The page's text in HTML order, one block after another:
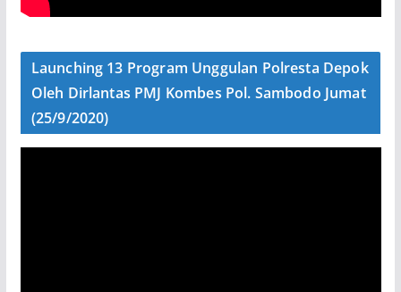
Launching 13 Program Unggulan Polresta Depok
Oleh Dirlantas PMJ Kombes Pol. Sambodo Jumat
(25/9/2020)